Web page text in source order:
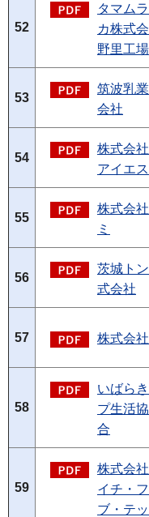
52
タマム
カ株式
野里工場
53
筑波乳
会社
54
株式会
アイエス
55
株式会
ミ
56
茨城ト
式会社
57 株式会
58
いばら
プ生活
合
59
株式会
イチ・
ブ・テ